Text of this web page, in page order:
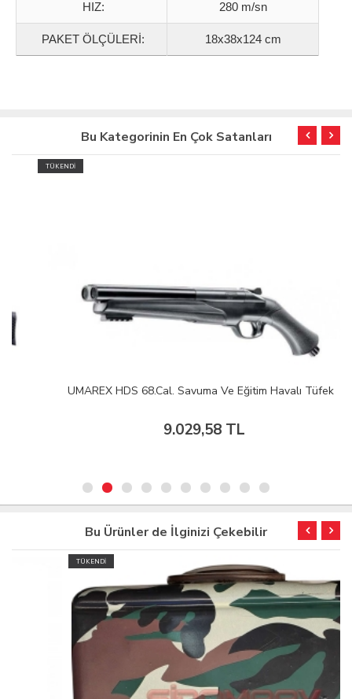
HIZ: 280 m/sn
PAKET ÖLÇÜLERİ: 18x38x124 cm
Bu Kategorinin En Çok Satanları
TÜKENDİ
UMAREX HDS 68.Cal. Savuma Ve Eğitim Havalı Tüfek
9.029,58 TL
Bu Ürünler de İlginizi Çekebilir